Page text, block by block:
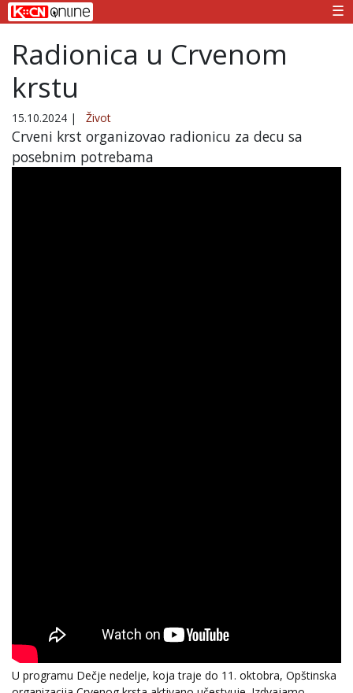
☰
Radionica u Crvenom
krstu
15.10.2024 | Život
Crveni krst organizovao radionicu za decu sa
posebnim potrebama
U programu Dečje nedelje, koja traje do 11. oktobra, Opštinska